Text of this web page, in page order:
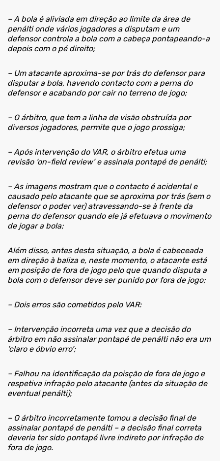
– A bola é aliviada em direção ao limite da área de
penálti onde vários jogadores a disputam e um
defensor controla a bola com a cabeça pontapeando-a
depois com o pé direito;
– Um atacante aproxima-se por trás do defensor para
disputar a bola, havendo contacto com a perna do
defensor e acabando por cair no terreno de jogo;
– O árbitro, que tem a linha de visão obstruída por
diversos jogadores, permite que o jogo prossiga;
– Após intervenção do VAR, o árbitro efetua uma
revisão ‘on-field review’ e assinala pontapé de penálti;
– As imagens mostram que o contacto é acidental e
causado pelo atacante que se aproxima por trás (sem o
defensor o poder ver) atravessando-se à frente da
perna do defensor quando ele já efetuava o movimento
de jogar a bola;
Além disso, antes desta situação, a bola é cabeceada
em direção à baliza e, neste momento, o atacante está
em posição de fora de jogo pelo que quando disputa a
bola com o defensor deve ser punido por fora de jogo;
– Dois erros são cometidos pelo VAR:
– Intervenção incorreta uma vez que a decisão do
árbitro em não assinalar pontapé de penálti não era um
‘claro e óbvio erro’;
– Falhou na identificação da poisção de fora de jogo e
respetiva infração pelo atacante (antes da situação de
eventual penálti);
– O árbitro incorretamente tomou a decisão final de
assinalar pontapé de penálti – a decisão final correta
deveria ter sido pontapé livre indireto por infração de
fora de jogo.